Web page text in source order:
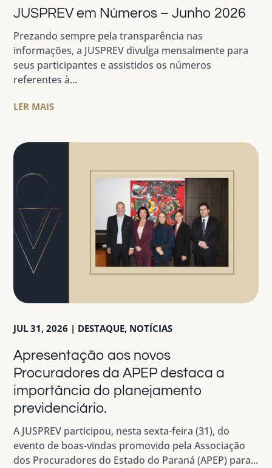
JUSPREV em Números – Junho 2026
Prezando sempre pela transparência nas
informações, a JUSPREV divulga mensalmente para
seus participantes e assistidos os números
referentes à...
LER MAIS
Apresentação aos novos
Procuradores da APEP destaca a
importância do planejamento
previdenciário.
JUL 31, 2026 | DESTAQUE, NOTÍCIAS
A JUSPREV participou, nesta sexta-feira (31), do
evento de boas-vindas promovido pela Associação
dos Procuradores do Estado do Paraná (APEP) para...